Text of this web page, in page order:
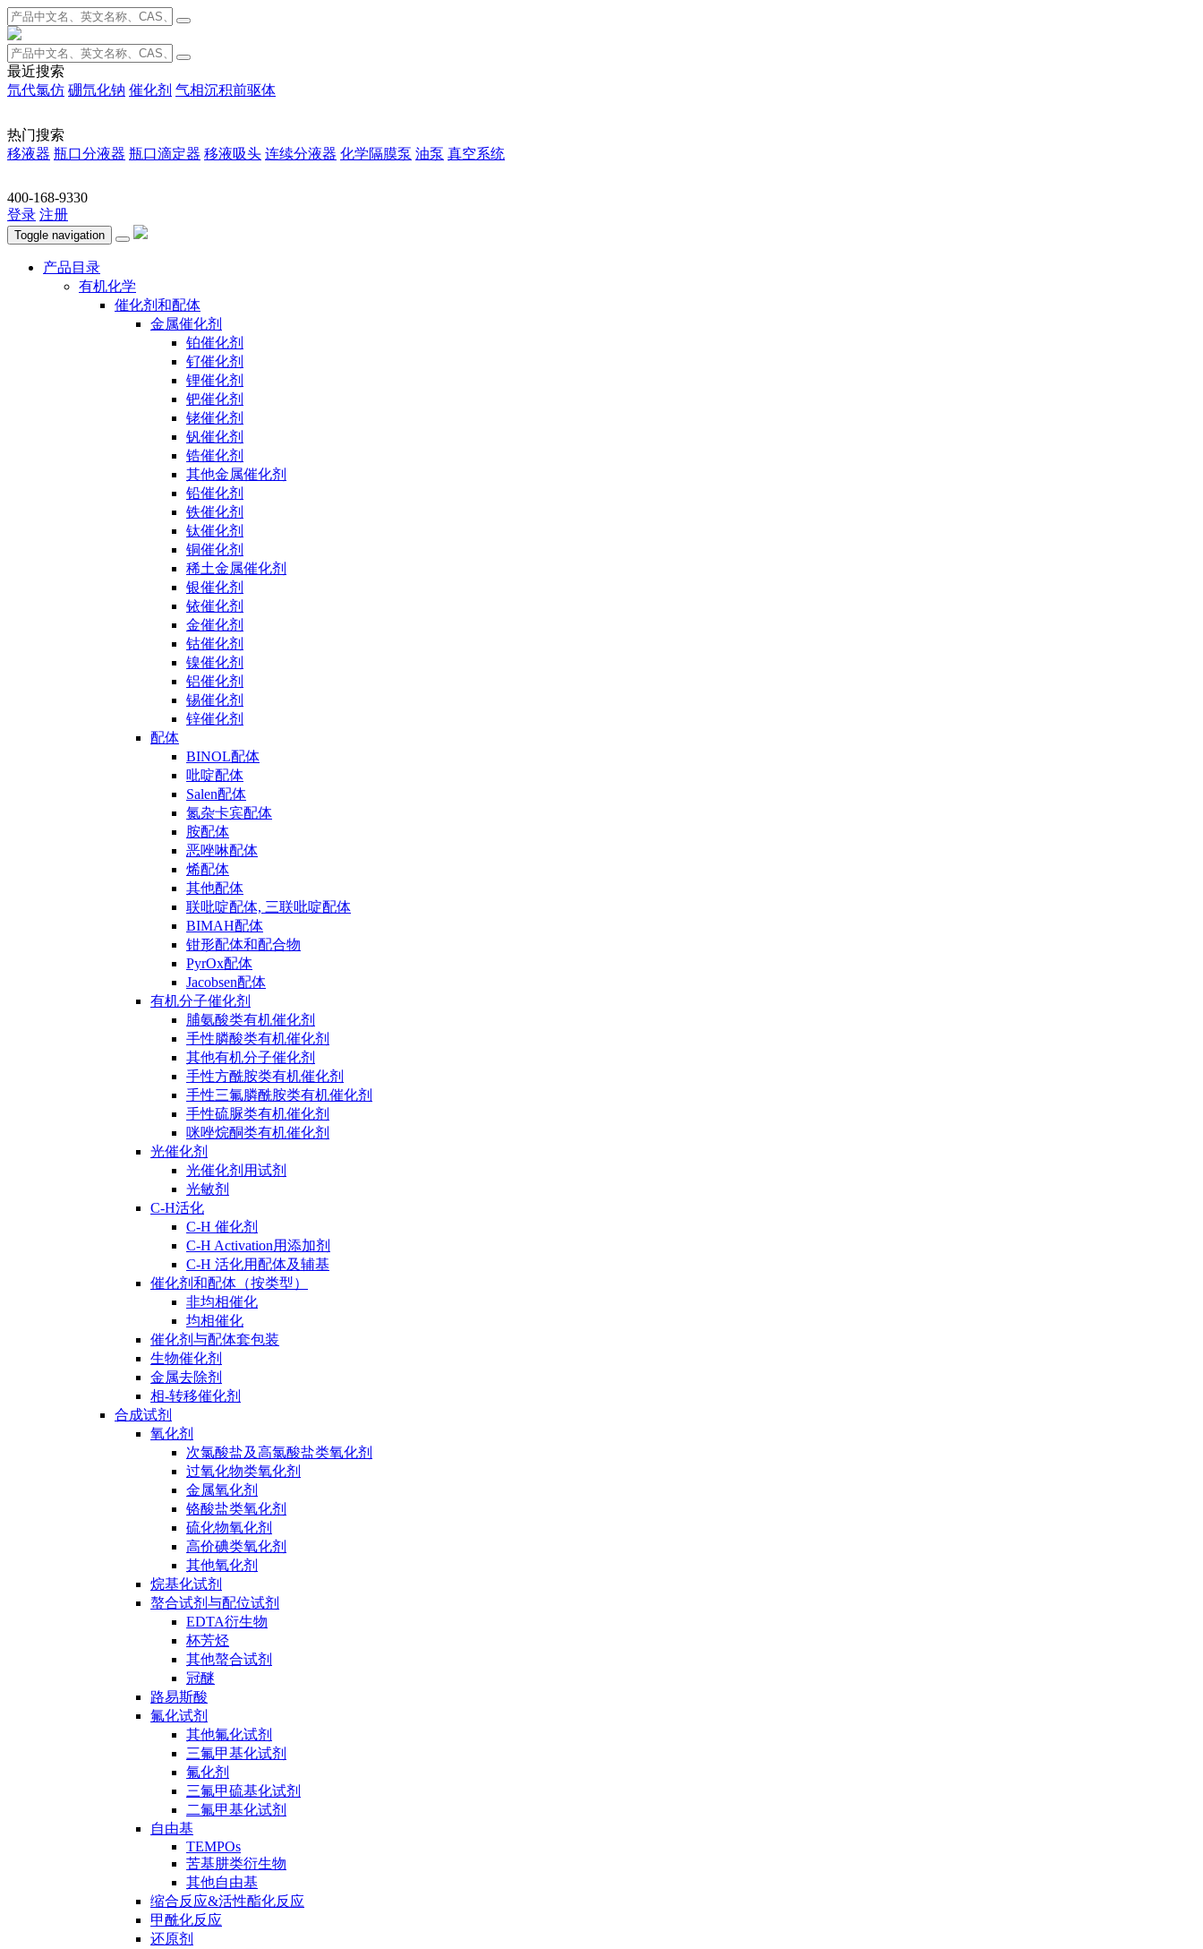
最近搜索
氘代氯仿 硼氘化钠 催化剂 气相沉积前驱体
热门搜索
移液器 瓶口分液器 瓶口滴定器 移液吸头 连续分液器 化学隔膜泵 油泵 真空系统
400-168-9330
登录 注册
Toggle navigation
产品目录
有机化学
催化剂和配体
金属催化剂
铂催化剂
钌催化剂
锂催化剂
钯催化剂
铑催化剂
钒催化剂
锆催化剂
其他金属催化剂
铅催化剂
铁催化剂
钛催化剂
铜催化剂
稀土金属催化剂
银催化剂
铱催化剂
金催化剂
钴催化剂
镍催化剂
铝催化剂
锡催化剂
锌催化剂
配体
BINOL配体
吡啶配体
Salen配体
氮杂卡宾配体
胺配体
恶唑啉配体
烯配体
其他配体
联吡啶配体, 三联吡啶配体
BIMAH配体
钳形配体和配合物
PyrOx配体
Jacobsen配体
有机分子催化剂
脯氨酸类有机催化剂
手性膦酸类有机催化剂
其他有机分子催化剂
手性方酰胺类有机催化剂
手性三氟膦酰胺类有机催化剂
手性硫脲类有机催化剂
咪唑烷酮类有机催化剂
光催化剂
光催化剂用试剂
光敏剂
C-H活化
C-H 催化剂
C-H Activation用添加剂
C-H 活化用配体及辅基
催化剂和配体（按类型）
非均相催化
均相催化
催化剂与配体套包装
生物催化剂
金属去除剂
相-转移催化剂
合成试剂
氧化剂
次氯酸盐及高氯酸盐类氧化剂
过氧化物类氧化剂
金属氧化剂
铬酸盐类氧化剂
硫化物氧化剂
高价碘类氧化剂
其他氧化剂
烷基化试剂
螯合试剂与配位试剂
EDTA衍生物
杯芳烃
其他螯合试剂
冠醚
路易斯酸
氟化试剂
其他氟化试剂
三氟甲基化试剂
氟化剂
三氟甲硫基化试剂
二氟甲基化试剂
自由基
TEMPOs
苦基肼类衍生物
其他自由基
缩合反应&活性酯化反应
甲酰化反应
还原剂